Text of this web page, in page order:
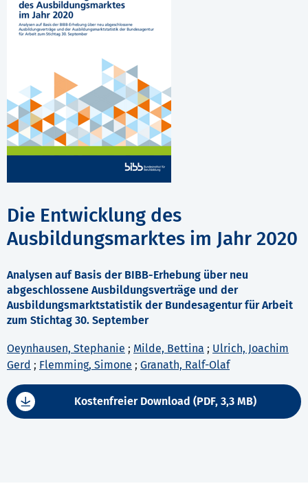
Die Entwicklung des
Ausbildungsmarktes im Jahr 2020
Analysen auf Basis der BIBB-Erhebung über neu
abgeschlossene Ausbildungsverträge und der
Ausbildungsmarktstatistik der Bundesagentur für Arbeit
zum Stichtag 30. September
Oeynhausen, Stephanie ; Milde, Bettina ; Ulrich, Joachim
Gerd ; Flemming, Simone ; Granath, Ralf-Olaf
Kostenfreier Download (PDF, 3,3 MB)